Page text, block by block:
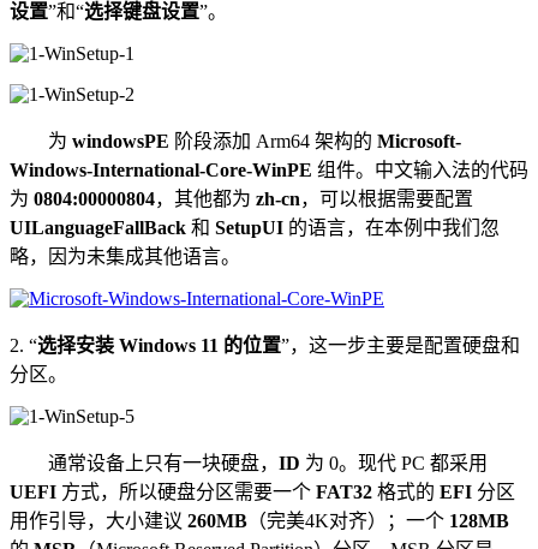
设置”和“选择键盘设置”。
为 windowsPE 阶段添加 Arm64 架构的 Microsoft-
Windows-International-Core-WinPE 组件。中文输入法的代码
为 0804:00000804，其他都为 zh-cn，可以根据需要配置
UILanguageFallBack 和 SetupUI 的语言，在本例中我们忽
略，因为未集成其他语言。
2. “选择安装 Windows 11 的位置”，这一步主要是配置硬盘和
分区。
通常设备上只有一块硬盘， ID 为 0。现代 PC 都采用
UEFI 方式，所以硬盘分区需要一个 FAT32 格式的 EFI 分区
用作引导，大小建议 260MB （完美4K对齐）；一个 128MB